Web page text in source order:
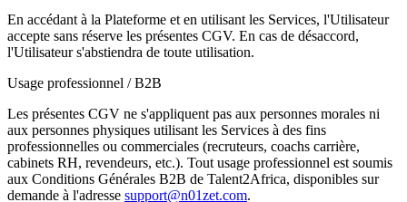
En accédant à la Plateforme et en utilisant les Services, l'Utilisateur
accepte sans réserve les présentes CGV. En cas de désaccord,
l'Utilisateur s'abstiendra de toute utilisation.
Usage professionnel / B2B
Les présentes CGV ne s'appliquent pas aux personnes morales ni
aux personnes physiques utilisant les Services à des fins
professionnelles ou commerciales (recruteurs, coachs carrière,
cabinets RH, revendeurs, etc.). Tout usage professionnel est soumis
aux Conditions Générales B2B de Talent2Africa, disponibles sur
demande à l'adresse support@n01zet.com.